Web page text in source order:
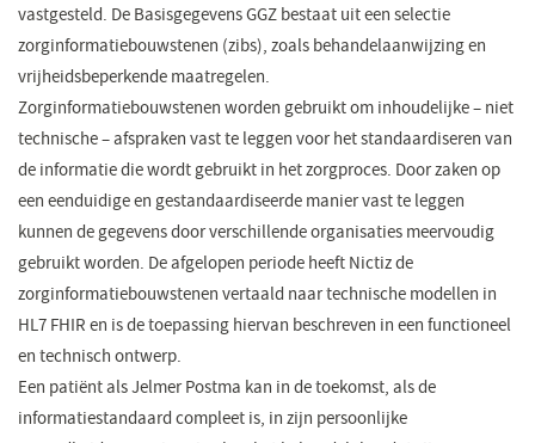
vastgesteld. De Basisgegevens GGZ bestaat uit een selectie
zorginformatiebouwstenen (zibs), zoals behandelaanwijzing en
vrijheidsbeperkende maatregelen.
Zorginformatiebouwstenen worden gebruikt om inhoudelijke – niet
technische – afspraken vast te leggen voor het standaardiseren van
de informatie die wordt gebruikt in het zorgproces. Door zaken op
een eenduidige en gestandaardiseerde manier vast te leggen
kunnen de gegevens door verschillende organisaties meervoudig
gebruikt worden. De afgelopen periode heeft Nictiz de
zorginformatiebouwstenen vertaald naar technische modellen in
HL7 FHIR en is de toepassing hiervan beschreven in een functioneel
en technisch ontwerp.
Een patiënt als Jelmer Postma kan in de toekomst, als de
informatiestandaard compleet is, in zijn persoonlijke